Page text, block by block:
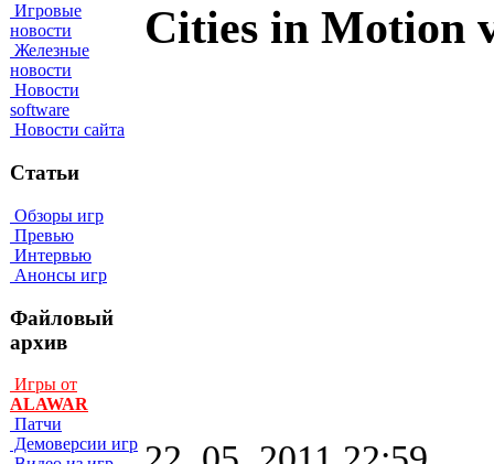
Игровые
новости
Железные
новости
Новости
software
Новости сайта
Статьи
Обзоры игр
Превью
Интервью
Анонсы игр
Файловый
архив
Игры от
ALAWAR
Патчи
Демоверсии игр
Cities in Motion